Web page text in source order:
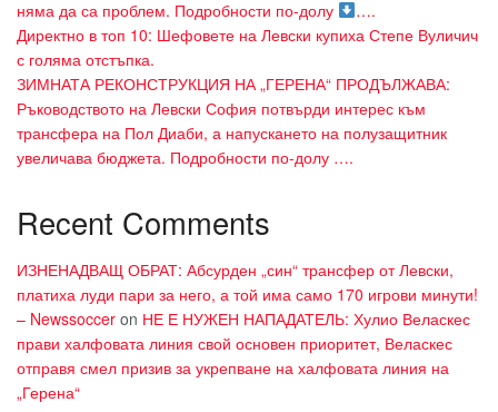
няма да са проблем. Подробности по-долу
….
Директно в топ 10: Шефовете на Левски купиха Степе Вуличич
с голяма отстъпка.
ЗИМНАТА РЕКОНСТРУКЦИЯ НА „ГЕРЕНА“ ПРОДЪЛЖАВА:
Ръководството на Левски София потвърди интерес към
трансфера на Пол Диаби, а напускането на полузащитник
увеличава бюджета. Подробности по-долу ….
Recent Comments
ИЗНЕНАДВАЩ ОБРАТ: Абсурден „син“ трансфер от Левски,
платиха луди пари за него, а той има само 170 игрови минути!
– Newssoccer on НЕ Е НУЖЕН НАПАДАТЕЛЬ: Хулио Веласкес
прави халфовата линия свой основен приоритет, Веласкес
отправя смел призив за укрепване на халфовата линия на
„Герена“